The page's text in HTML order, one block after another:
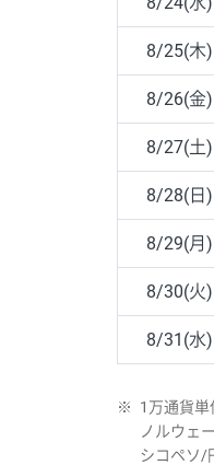
8/25(木)
8/26(金)
8/27(土)
8/28(日)
8/29(月)
8/30(火)
8/31(水)
※
1万通貨単
ノルウェ
シコペソ/